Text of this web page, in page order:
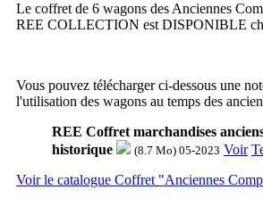
Le coffret de 6 wagons des Anciennes
REE COLLECTION est DISPONIBLE
Vous pouvez télécharger ci-dessous une
l'utilisation des wagons au temps des
REE Coffret marchandises
historique
(8.7 Mo) 05-2023 Voir
Voir le catalogue Coffret "Anciennes